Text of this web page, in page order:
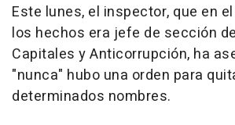
Este lunes, el inspector, que en
los hechos era jefe de sección
Capitales y Anticorrupción, ha
"nunca" hubo una orden para
determinados nombres.